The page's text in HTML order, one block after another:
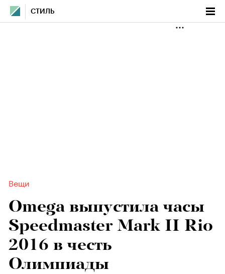
СТИЛЬ
Вещи
Omega выпустила часы
Speedmaster Mark II Rio
2016 в честь
Олимпиады